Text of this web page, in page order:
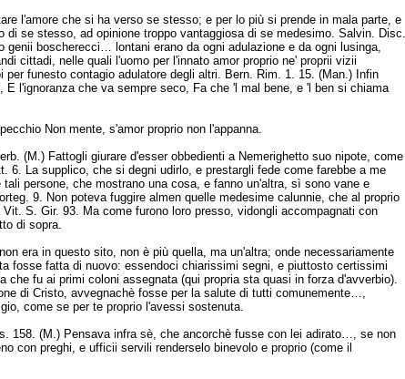
l'amore che si ha verso se stesso; e per lo più si prende in mala parte, e
di se stesso, ad opinione troppo vantaggiosa di se medesimo. Salvin. Disc.
genii boscherecci… lontani erano da ogni adulazione e da ogni lusinga,
cittadi, nelle quali l'uomo per l'innato amor proprio ne' proprii vizii
per funesto contagio adulatore degli altri. Bern. Rim. 1. 15. (Man.) Infin
E l'ignoranza che va sempre seco, Fa che 'l mal bene, e 'l ben si chiama
Non mente, s'amor proprio non l'appanna.
(M.) Fattogli giurare d'esser obbedienti a Nemerighetto suo nipote, come
6. La supplico, che si degni udirlo, e prestargli fede come farebbe a me
persone, che mostrano una cosa, e fanno un'altra, sì sono vane e
9. Non poteva fuggire almen quelle medesime calunnie, che al proprio
S. Gir. 93. Ma come furono loro presso, vidongli accompagnati con
di sopra.
era in questo sito, non è più quella, ma un'altra; onde necessariamente
fosse fatta di nuovo: essendoci chiarissimi segni, e piuttosto certissimi
che fu ai primi coloni assegnata (qui propria sta quasi in forza d'avverbio).
di Cristo, avvegnachè fosse per la salute di tutti comunemente…,
come se per te proprio l'avessi sostenuta.
158. (M.) Pensava infra sè, che ancorchè fusse con lei adirato…, se non
con preghi, e ufficii servili renderselo binevolo e proprio (come il